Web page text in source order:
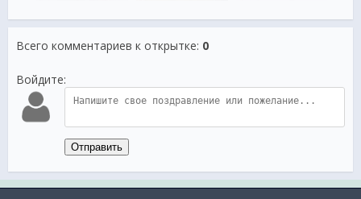
Всего комментариев к открытке: 0
Войдите:
Отправить